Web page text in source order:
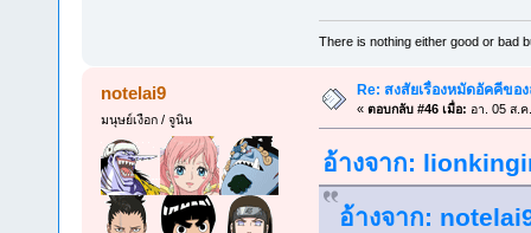
There is nothing either good or bad
notelai9
มนุษย์เงือก / จูนิน
Re: สงสัยเรื่องหมัดอัคคีขอ
« ตอบกลับ #46 เมื่อ: อา. 05 ส.ค
อ้างจาก:
อ้างจาก: